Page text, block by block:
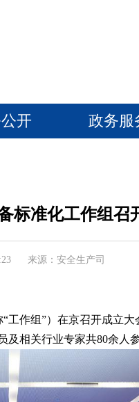
开 政务服
标准化工作组召
来源：安全生产司
作组”）在京召开成立
相关行业专家共80余人参